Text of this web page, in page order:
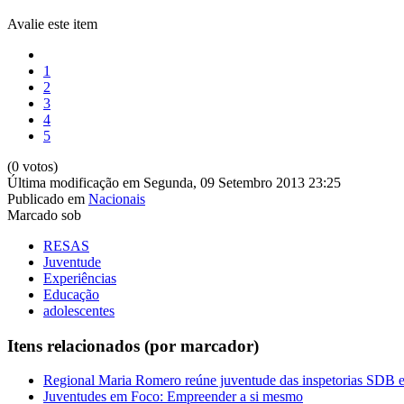
Avalie este item
1
2
3
4
5
(0 votos)
Última modificação em Segunda, 09 Setembro 2013 23:25
Publicado em Nacionais
Marcado sob
RESAS
Juventude
Experiências
Educação
adolescentes
Itens relacionados (por marcador)
Regional Maria Romero reúne juventude das inspetorias SDB
Juventudes em Foco: Empreender a si mesmo